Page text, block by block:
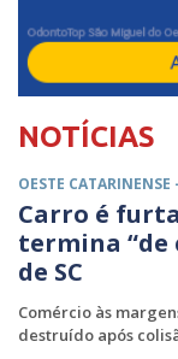
NOTÍCIAS
OESTE CATARINENSE -
Carro é
termina “de
de SC
Comércio às
destruído após